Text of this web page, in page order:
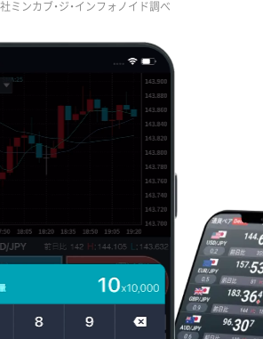
ミンカブ・ジ・インフォノイド調べ